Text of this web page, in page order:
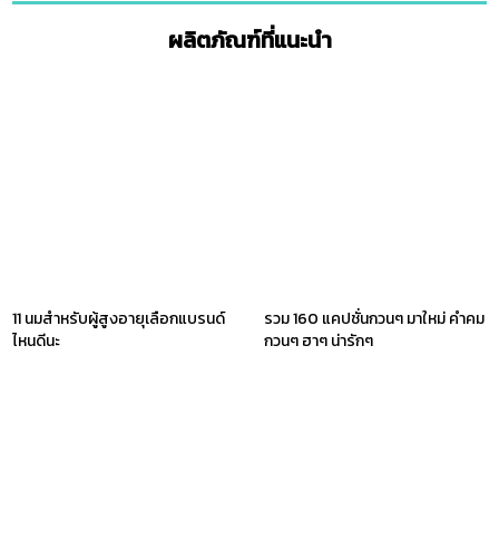
ผลิตภัณฑ์ที่แนะนำ
11 นมสำหรับผู้สูงอายุเลือกแบรนด์
ไหนดีนะ
รวม 160 แคปชั่นกวนๆ มาใหม่ คําคม
กวนๆ ฮาๆ น่ารักๆ